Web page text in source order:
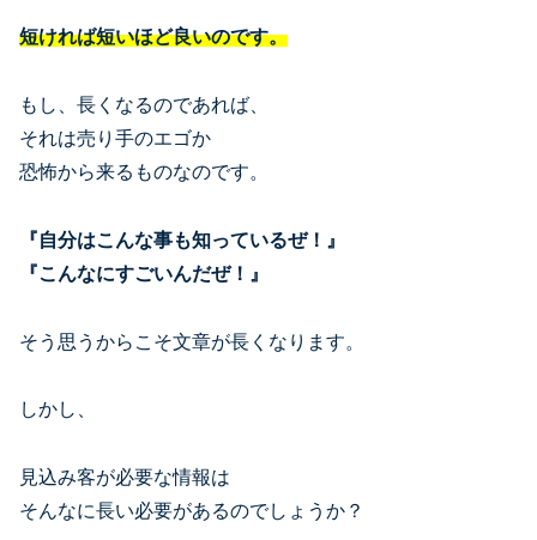
短ければ短いほど良いのです。
もし、長くなるのであれば、
それは売り手のエゴか
恐怖から来るものなのです。
『自分はこんな事も知っているぜ！』
『こんなにすごいんだぜ！』
そう思うからこそ文章が長くなります。
しかし、
見込み客が必要な情報は
そんなに長い必要があるのでしょうか？